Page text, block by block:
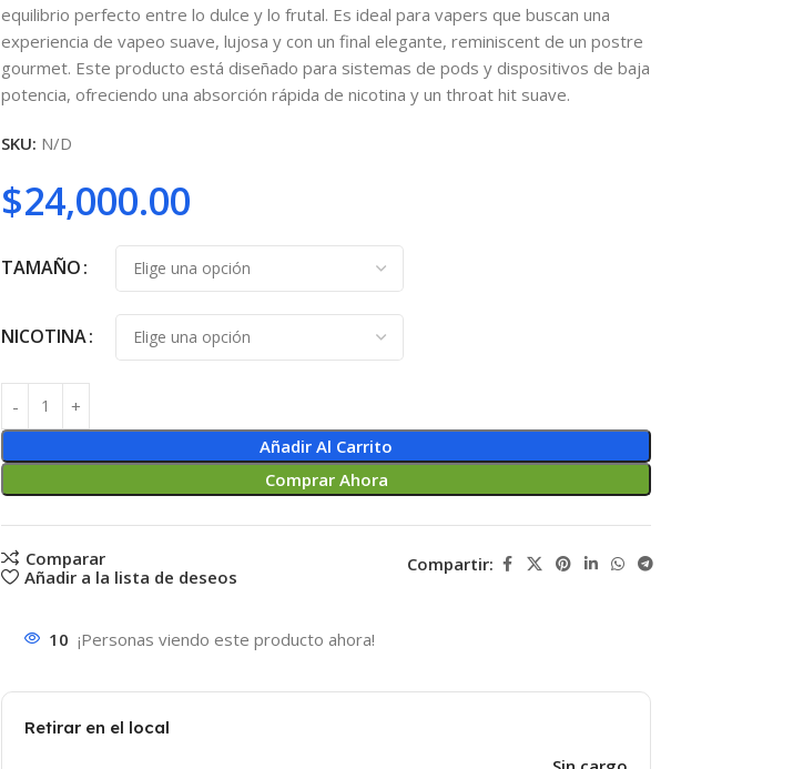
equilibrio perfecto entre lo dulce y lo frutal. Es ideal para vapers que buscan una
experiencia de vapeo suave, lujosa y con un final elegante, reminiscent de un postre
gourmet. Este producto está diseñado para sistemas de pods y dispositivos de baja
potencia, ofreciendo una absorción rápida de nicotina y un throat hit suave.
SKU: N/D
$24,000.00
TAMAÑO
NICOTINA
Añadir Al Carrito
Comprar Ahora
Comparar
Añadir a la lista de deseos
Compartir:
10 ¡Personas viendo este producto ahora!
Retirar en el local